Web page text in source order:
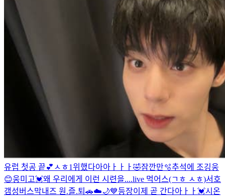
유럽 첫공 끝💕 ㅅㅎ1위했다아아ㅏㅏㅏ🤣잠깐만🫧추석에 조깅웅
😊웅미고💓왜 우리에게 이런 시련을....live 먹어스(ㄱㅎ ㅅㅎ)서호
갬성버스막내즈 원.즐.퇴🚗☁️🌙💙등장이제 곧 간다아ㅏㅏ💓시온